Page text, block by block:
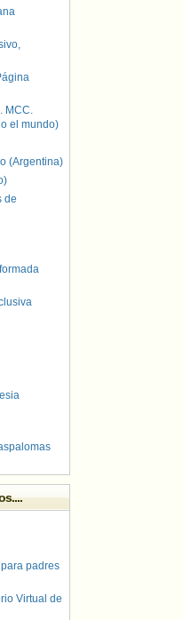
MCC.
el mundo)
(Argentina)
de
padres
Virtual de